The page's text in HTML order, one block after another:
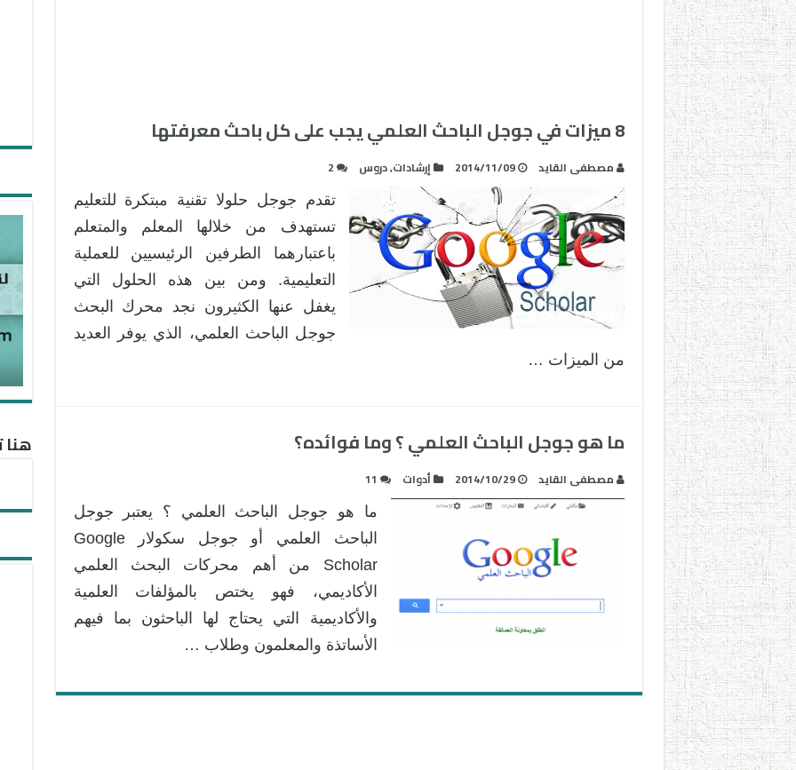
8 ميزات في جوجل الباحث العلمي يجب على كل باحث معرفتها
مصطفى القايد 2014/11/09 إرشادات,دروس 2
تقدم جوجل حلولا تقنية مبتكرة للتعليم
تستهدف من خلالها المعلم والمتعلم
باعتبارهما الطرفين الرئيسيين للعملية
التعليمية. ومن بين هذه الحلول التي
يغفل عنها الكثيرون نجد محرك البحث
جوجل الباحث العلمي، الذي يوفر العديد
من الميزات …
ما هو جوجل الباحث العلمي ؟ وما فوائده؟
مصطفى القايد 2014/10/29 أدوات 11
ما هو جوجل الباحث العلمي ؟ يعتبر جوجل
الباحث العلمي أو جوجل سكولار Google
Scholar من أهم محركات البحث العلمي
الأكاديمي، فهو يختص بالمؤلفات العلمية
والأكاديمية التي يحتاج لها الباحثون بما فيهم
الأساتذة والمعلمون وطلاب …
هنا